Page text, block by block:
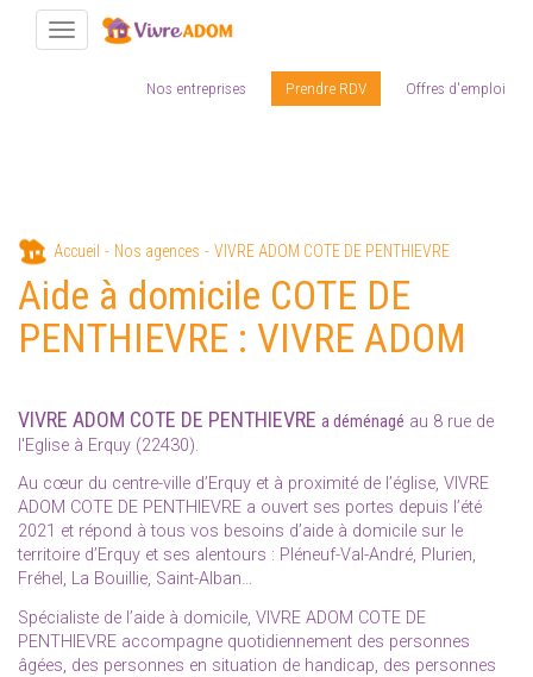
Aller
contenu
principal
Nos entreprises Prendre RDV Offres d'emploi
Toggle navigation
Accueil Nos agences VIVRE ADOM COTE DE PENTHIEVRE
Aide à domicile COTE DE
PENTHIEVRE : VIVRE ADOM
VIVRE ADOM COTE DE PENTHIEVRE a déménagé au 8 rue de
l'Eglise à Erquy (22430).
Au cœur du centre-ville d’Erquy et à proximité de l’église, VIVRE
ADOM COTE DE PENTHIEVRE a ouvert ses portes depuis l’été
2021 et répond à tous vos besoins d’aide à domicile sur le
territoire d’Erquy et ses alentours : Pléneuf-Val-André, Plurien,
Fréhel, La Bouillie, Saint-Alban…
Spécialiste de l’aide à domicile, VIVRE ADOM COTE DE
PENTHIEVRE accompagne quotidiennement des personnes
âgées, des personnes en situation de handicap, des personnes